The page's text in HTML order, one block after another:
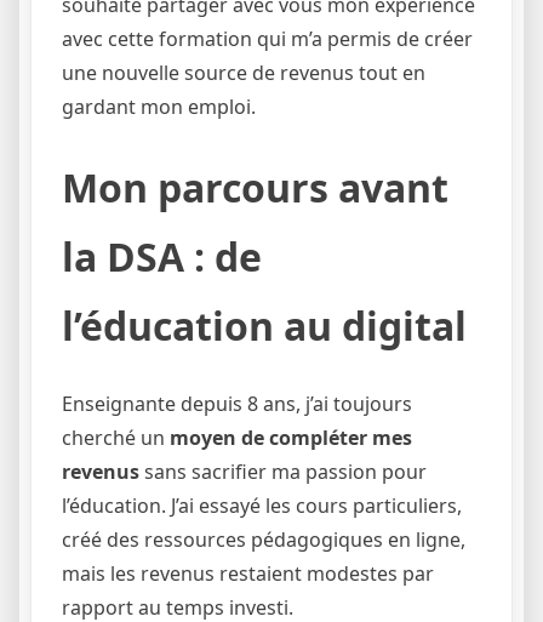
souhaite partager avec vous mon expérience
avec cette formation qui m’a permis de créer
une nouvelle source de revenus tout en
gardant mon emploi.
Mon parcours avant
la DSA : de
l’éducation au digital
Enseignante depuis 8 ans, j’ai toujours
cherché un moyen de compléter mes
revenussans sacrifier ma passion pour
l’éducation. J’ai essayé les cours particuliers,
créé des ressources pédagogiques en ligne,
mais les revenus restaient modestes par
rapport au temps investi.